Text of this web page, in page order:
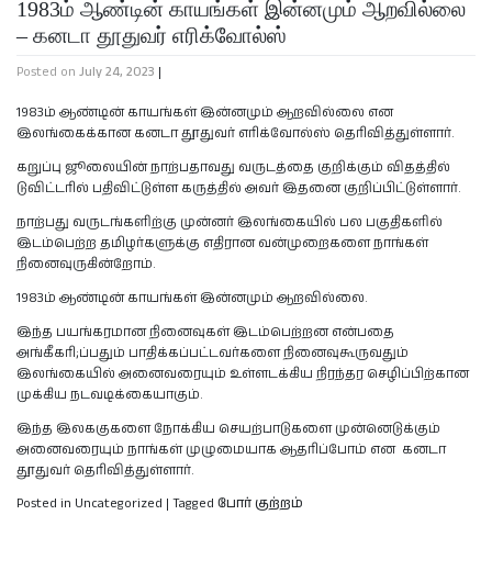
1983ம் ஆண்டின் காயங்கள் இன்னமும் ஆறவில்லை
– கனடா தூதுவர் எரிக்வோல்ஸ்
Posted on July 24, 2023 |
1983ம் ஆண்டின் காயங்கள் இன்னமும் ஆறவில்லை என
இலங்கைக்கான கனடா தூதுவர் எரிக்வோல்ஸ் தெரிவித்துள்ளார்.
கறுப்பு ஜூலையின் நாற்பதாவது வருடத்தை குறிக்கும் விதத்தில்
டுவிட்டரில் பதிவிட்டுள்ள கருத்தில் அவர் இதனை குறிப்பிட்டுள்ளார்.
நாற்பது வருடங்களிற்கு முன்னர் இலங்கையில் பல பகுதிகளில்
இடம்பெற்ற தமிழர்களுக்கு எதிரான வன்முறைகளை நாங்கள்
நினைவுருகின்றோம்.
1983ம் ஆண்டின் காயங்கள் இன்னமும் ஆறவில்லை.
இந்த பயங்கரமான நினைவுகள் இடம்பெற்றன என்பதை
அங்கீகரி;ப்பதும் பாதிக்கப்பட்டவர்களை நினைவுகூருவதும்
இலங்கையில் அனைவரையும் உள்ளடக்கிய நிரந்தர செழிப்பிற்கான
முக்கிய நடவடிக்கையாகும்.
இந்த இலககுகளை நோக்கிய செயற்பாடுகளை முன்னெடுக்கும்
அனைவரையும் நாங்கள் முழுமையாக ஆதரிப்போம் என கனடா
தூதுவர் தெரிவித்துள்ளார்.
Posted in Uncategorized | Tagged போர் குற்றம்